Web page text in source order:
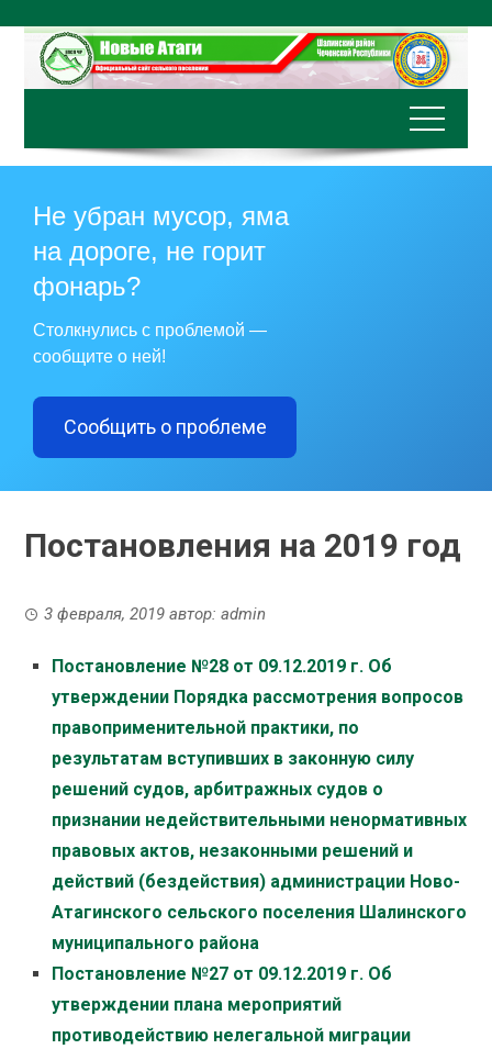
содержимому
Не убран мусор, яма
на дороге, не горит
фонарь?
Столкнулись с проблемой —
сообщите о ней!
Сообщить о проблеме
Постановления на 2019 год
3 февраля, 2019 автор:admin
Постановление №28 от 09.12.2019 г. Об
утверждении Порядка рассмотрения вопросов
правоприменительной практики, по
результатам вступивших в законную силу
решений судов, арбитражных судов о
признании недействительными ненормативных
правовых актов, незаконными решений и
действий (бездействия) администрации Ново-
Атагинского сельского поселения Шалинского
муниципального района
Постановление №27 от 09.12.2019 г. Об
утверждении плана мероприятий
противодействию нелегальной миграции